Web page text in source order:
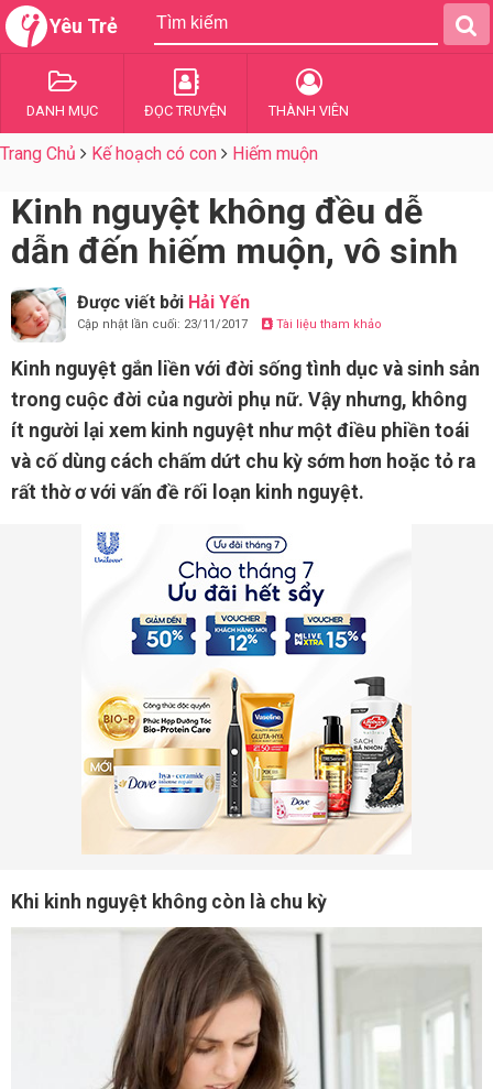
Yêu Trẻ
DANH MỤC ĐỌC TRUYỆN THÀNH VIÊN
Trang Chủ Kế hoạch có con Hiếm muộn
Kinh nguyệt không đều dễ
dẫn đến hiếm muộn, vô sinh
Được viết bởi Hải Yến
Cập nhật lần cuối: 23/11/2017 Tài liệu tham khảo
Kinh nguyệt gắn liền với đời sống tình dục và sinh sản
trong cuộc đời của người phụ nữ. Vậy nhưng, không
ít người lại xem kinh nguyệt như một điều phiền toái
và cố dùng cách chấm dứt chu kỳ sớm hơn hoặc tỏ ra
rất thờ ơ với vấn đề rối loạn kinh nguyệt.
Khi kinh nguyệt không còn là chu kỳ